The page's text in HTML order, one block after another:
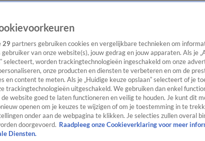
29 partners gebruiken cookies en vergelijkbare technieken om
gebruiker van onze website(s), jouw gedrag en jouw apparaten. Als je
selecteert, worden trackingtechnologieën ingeschakeld om onze
onze producten en diensten te verbeteren en om de
en content te meten. Als je „Huidige keuze opslaan” selecteert of je
trackingtechnologieën uitgeschakeld. We gebruiken dan enkel
de website goed te laten functioneren en veilig te houden. Je kunt dit
openen om je keuzes te wijzigen of om je toestemming in te
onder aan de webpagina te klikken. Je selecties zullen overal
doorgevoerd. Raadpleeg onze Cookieverklaring voor meer
Diensten.